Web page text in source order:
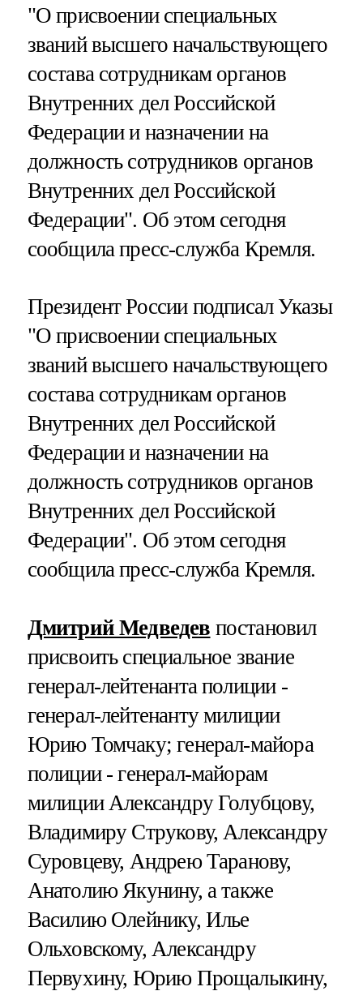
"О присвоении специальных
званий высшего начальствующего
состава сотрудникам органов
Внутренних дел Российской
Федерации и назначении на
должность сотрудников органов
Внутренних дел Российской
Федерации". Об этом сегодня
сообщила пресс-служба Кремля.
Президент России подписал Указы
"О присвоении специальных
званий высшего начальствующего
состава сотрудникам органов
Внутренних дел Российской
Федерации и назначении на
должность сотрудников органов
Внутренних дел Российской
Федерации". Об этом сегодня
сообщила пресс-служба Кремля.
Дмитрий Медведев постановил
присвоить специальное звание
генерал-лейтенанта полиции -
генерал-лейтенанту милиции
Юрию Томчаку; генерал-майора
полиции - генерал-майорам
милиции Александру Голубцову,
Владимиру Струкову, Александру
Суровцеву, Андрею Таранову,
Анатолию Якунину, а также
Василию Олейнику, Илье
Ольховскому, Александру
Первухину, Юрию Прощалыкину,